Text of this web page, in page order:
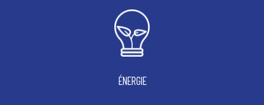
ÉNERGIE